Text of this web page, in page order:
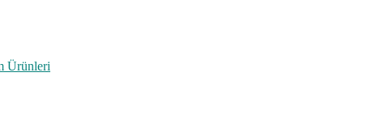
Ürünleri